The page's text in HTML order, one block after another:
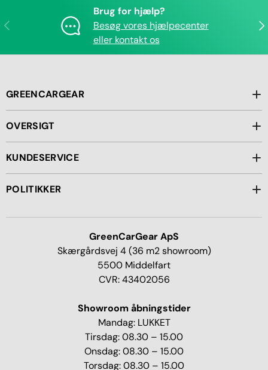
Forrige
Brug for hjælp?
Besøg vores hjælpecenter
eller kontakt os
GREENCARGEAR
OVERSIGT
KUNDESERVICE
POLITIKKER
GreenCarGear ApS
Skærgårdsvej 4 (36 m2 showroom)
5500 Middelfart
CVR: 43402056
Showroom åbningstider
Mandag: LUKKET
Tirsdag: 08.30 – 15.00
Onsdag: 08.30 – 15.00
Torsdag: 08.30 – 15.00